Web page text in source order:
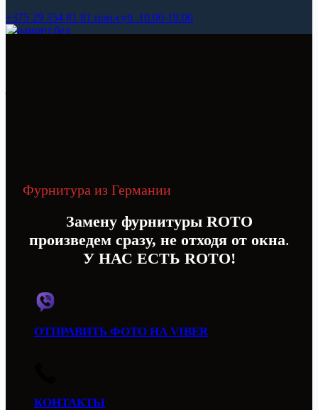
+375 29 354 81 81 пон-суб. 10.00-19.00
Фурнитура из Германии
Замену фурнитуры ROTO
произведем сразу, не отходя от окна.
У НАС ЕСТЬ ROTO!
ОТПРАВИТЬ ФОТО НА VIBER
КОНТАКТЫ